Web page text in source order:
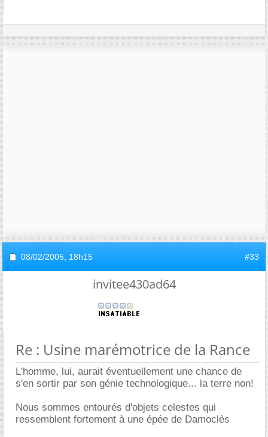
08/02/2005, 18h15 #33
invitee430ad64
Re : Usine marémotrice de la Rance
L'homme, lui, aurait éventuellement une chance de
s'en sortir par son génie technologique... la terre non!
Nous sommes entourés d'objets celestes qui
ressemblent fortement à une épée de Damoclès